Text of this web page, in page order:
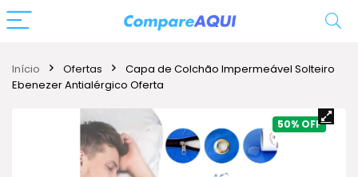
Início Ofertas
Capa de Colchão Impermeável Solteiro
Ebenezer Antialérgico Oferta
50%